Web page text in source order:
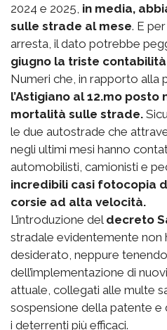
2024 e 2025, in media,
sulle strade al mese. E
arresta, il dato potrebbe
giugno la triste
Numeri che, in rapporto alla
l’Astigiano al 12.mo
mortalità sulle strade.
le due autostrade che
negli ultimi mesi hanno
automobilisti, camionisti e
incredibili casi fotocopia
corsie ad alta velocità.
L’introduzione del decreto
stradale evidentemente non
desiderato, neppure
dell’implementazione di
attuale, collegati alle multe
sospensione della patente e
i deterrenti più efficaci.